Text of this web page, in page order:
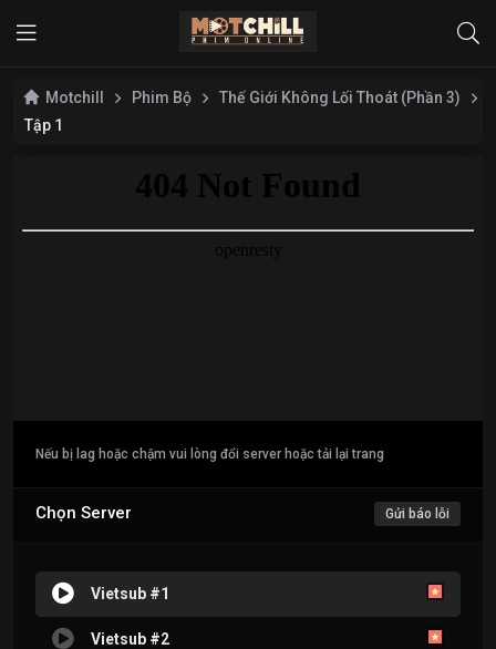
Motchill Phim Bộ
Thế Giới Không Lối Thoát (Phần 3)
Tập 1
Nếu bị lag hoặc chậm vui lòng đổi server hoặc tải lại trang
Chọn Server Gửi báo lỗi
Vietsub #1
Vietsub #2